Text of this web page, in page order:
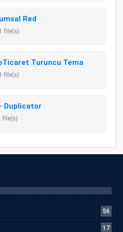
Red
1 file(s)
Turuncu Tema
1 file(s)
Duplicator
file(s)
56
17